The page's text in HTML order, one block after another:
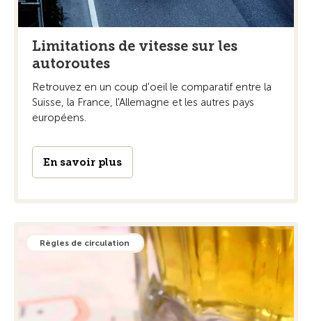
Limitations de vitesse sur les
autoroutes
Retrouvez en un coup d'oeil le comparatif entre la
Suisse, la France, l'Allemagne et les autres pays
européens.
En savoir plus
Règles de circulation